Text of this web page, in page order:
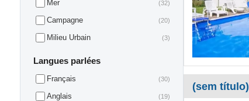
Mer (32)
Campagne (20)
Milieu Urbain (3)
Langues parlées
Français (30)
Anglais (19)
(sem título)